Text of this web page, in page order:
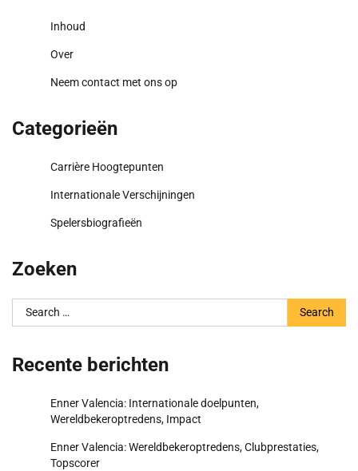
Inhoud
Over
Neem contact met ons op
Categorieën
Carrière Hoogtepunten
Internationale Verschijningen
Spelersbiografieën
Zoeken
Search
for:
Recente berichten
Enner Valencia: Internationale doelpunten,
Wereldbekeroptredens, Impact
Enner Valencia: Wereldbekeroptredens, Clubprestaties,
Topscorer